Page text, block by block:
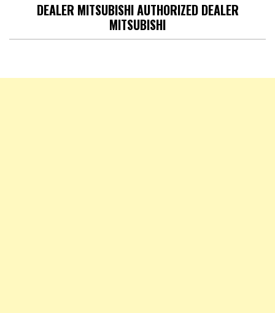
DEALER MITSUBISHI AUTHORIZED DEALER
MITSUBISHI